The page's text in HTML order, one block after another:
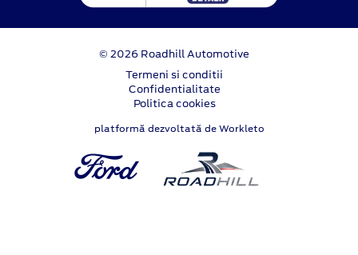
© 2026 Roadhill Automotive
Termeni si conditii
Confidentialitate
Politica cookies
platformă dezvoltată de Workleto